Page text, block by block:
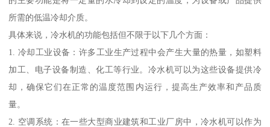
所需的低温冷却介质。
具体来说，冷水机的功能包括但不限于以下几个方面：
1. 冷却工业设备：许多工业生产过程中会产生大量的热量，如塑料
加工、电子设备制造、化工等行业。冷水机可以为这些设备提供冷
却，确保它们在正常的温度范围内运行，提高生产效率和产品质
量。
2. 空调系统：在一些大型商业建筑和工业厂房中，冷水机可以作为